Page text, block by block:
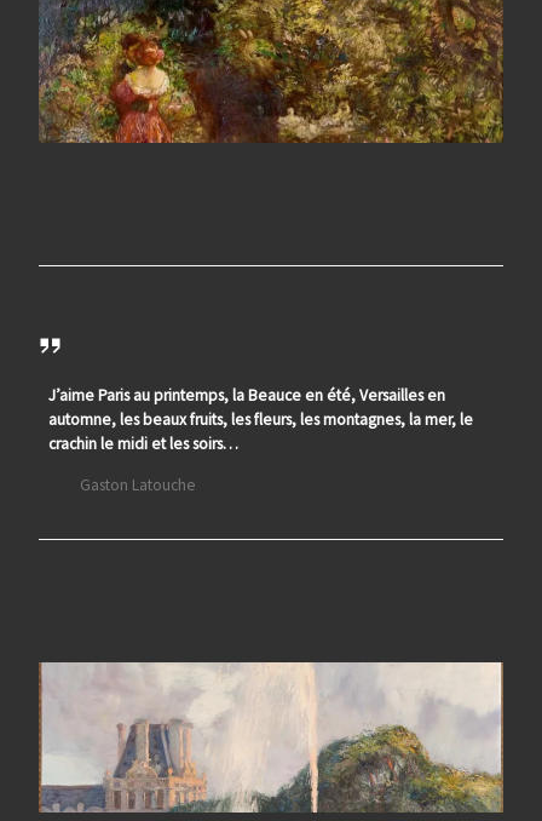
J’aime Paris au printemps, la Beauce en été, Versailles en
automne, les beaux fruits, les fleurs, les montagnes, la mer, le
crachin le midi et les soirs…
Gaston Latouche